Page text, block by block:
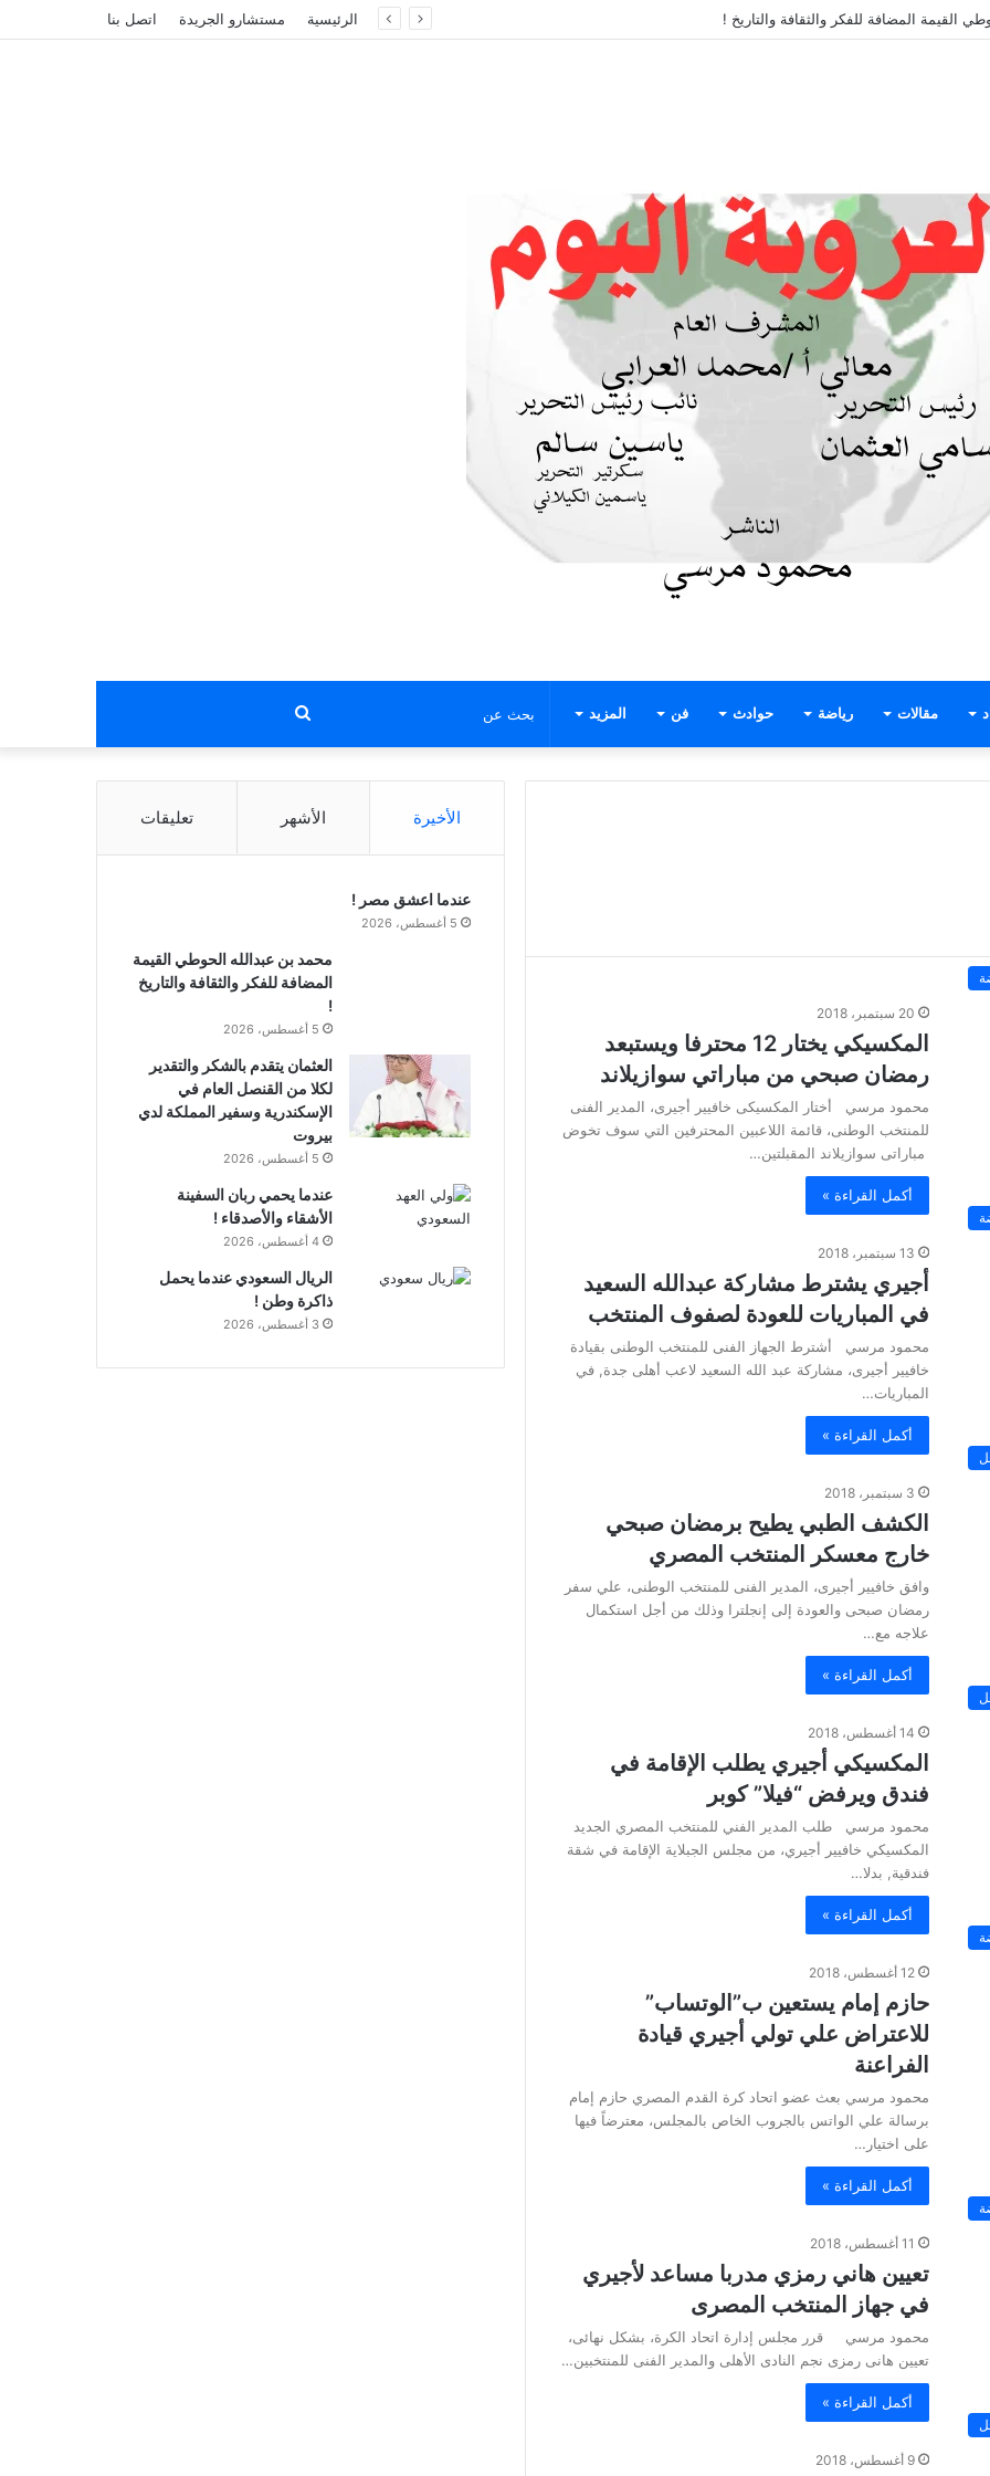
القيمة المضافة للفكر والثقافة والتاريخ ! الرئيسية مستشارو الجريدة اتصل بنا
مقالات رياضة حوادث فن المزيد بحث
عن
20 سبتمبر، 2018
المكسيكي يختار 12 محترفا ويستبعد
رمضان صبحي من مباراتي سوازيلاند
محمود مرسي أختار المكسيكى خافيير أجيرى، المدير الفنى
للمنتخب الوطنى، قائمة اللاعبين المحترفين التي سوف تخوض
مباراتى سوازيلاند المقبلتين…
أكمل القراءة »
13 سبتمبر، 2018
أجيري يشترط مشاركة عبدالله السعيد
في المباريات للعودة لصفوف المنتخب
محمود مرسي أشترط الجهاز الفنى للمنتخب الوطنى بقيادة
خافيير أجيرى، مشاركة عبد الله السعيد لاعب أهلى جدة, في
المباريات…
أكمل القراءة »
3 سبتمبر، 2018
الكشف الطبي يطيح برمضان صبحي
خارج معسكر المنتخب المصري
وافق خافيير أجيرى، المدير الفنى للمنتخب الوطنى، علي سفر
رمضان صبحى والعودة إلى إنجلترا وذلك من أجل استكمال
علاجه مع…
أكمل القراءة »
14 أغسطس، 2018
المكسيكي أجيري يطلب الإقامة في
فندق ويرفض “فيلا” كوبر
محمود مرسي طلب المدير الفني للمنتخب المصري الجديد
المكسيكي خافيير أجيري، من مجلس الجبلاية الإقامة في شقة
فندقية, بدلا…
أكمل القراءة »
12 أغسطس، 2018
حازم إمام يستعين ب”الوتساب”
للاعتراض علي تولي أجيري قيادة
الفراعنة
محمود مرسي بعث عضو اتحاد كرة القدم المصري حازم إمام
برسالة علي الواتس بالجروب الخاص بالمجلس، معترضاً فيها
على اختيار…
أكمل القراءة »
11 أغسطس، 2018
تعيين هاني رمزي مدربا مساعد لأجيري
في جهاز المنتخب المصرى
محمود مرسي قرر مجلس إدارة اتحاد الكرة، بشكل نهائى،
تعيين هانى رمزى نجم النادى الأهلى والمدير الفنى للمنتخبين…
أكمل القراءة »
9 أغسطس، 2018
الأخيرة الأشهر تعليقات
عندما اعشق مصر !
5 أغسطس، 2026
محمد بن عبدالله الحوطي القيمة
المضافة للفكر والثقافة والتاريخ
!
5 أغسطس، 2026
العثمان يتقدم بالشكر والتقدير
لكلا من القنصل العام في
الإسكندرية وسفير المملكة لدي
بيروت
5 أغسطس، 2026
عندما يحمي ربان السفينة
الأشقاء والأصدقاء !
4 أغسطس، 2026
الريال السعودي عندما يحمل
ذاكرة وطن !
3 أغسطس، 2026